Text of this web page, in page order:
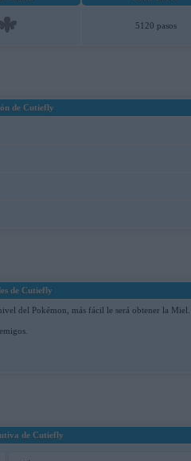
5120 pasos
de Cutiefly
de Cutiefly
del Pokémon, más fácil le será obtener la Miel.
de Cutiefly